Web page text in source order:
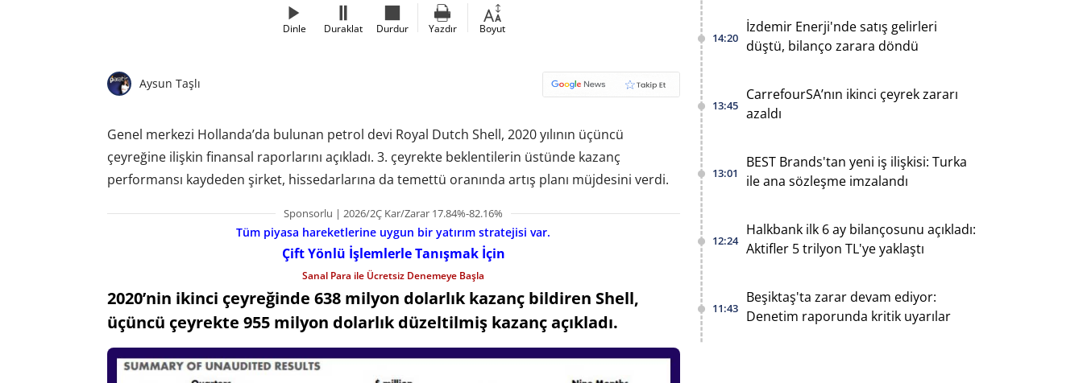
Dinle Duraklat Durdur Yazdır Boyut
Aysun Taşlı
Genel merkezi Hollanda’da bulunan petrol devi Royal Dutch Shell, 2020 yılının üçüncü
çeyreğine ilişkin finansal raporlarını açıkladı. 3. çeyrekte beklentilerin üstünde kazanç
performansı kaydeden şirket, hissedarlarına da temettü oranında artış planı müjdesini verdi.
Sponsorlu | 2026/2Ç Kar/Zarar 17.84%-82.16%
Tüm piyasa hareketlerine uygun bir yatırım stratejisi var.
Çift Yönlü İşlemlerle Tanışmak İçin
Sanal Para ile Ücretsiz Denemeye Başla
2020’nin ikinci çeyreğinde 638 milyon dolarlık kazanç bildiren Shell,
üçüncü çeyrekte 955 milyon dolarlık düzeltilmiş kazanç açıkladı.
14:20
İzdemir Enerji'nde satış gelirleri
düştü, bilanço zarara döndü
13:45
CarrefourSA’nın ikinci çeyrek zararı
azaldı
13:01
BEST Brands'tan yeni iş ilişkisi: Turka
ile ana sözleşme imzalandı
12:24
Halkbank ilk 6 ay bilançosunu açıkladı:
Aktifler 5 trilyon TL'ye yaklaştı
11:43
Beşiktaş'ta zarar devam ediyor:
Denetim raporunda kritik uyarılar